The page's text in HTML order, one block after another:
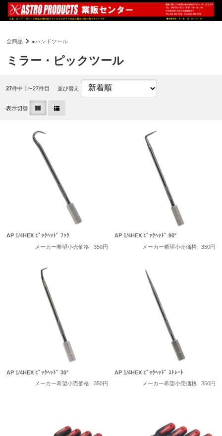
全商品 ●ハンドツール
ミラー・ピックツール
27件中 1〜27件目 並び替え
表示切替
AP 1/4HEX ﾋﾟｯｸﾍｯﾄﾞ ﾌｯｸ
メーカー希望小売価格
350円
AP 1/4HEX ﾋﾟｯｸﾍｯﾄﾞ 90°
メーカー希望小売価格
350円
AP 1/4HEX ﾋﾟｯｸﾍｯﾄﾞ 30°
メーカー希望小売価格
350円
AP 1/4HEX ﾋﾟｯｸﾍｯﾄﾞ ｽﾄﾚｰﾄ
メーカー希望小売価格
350円